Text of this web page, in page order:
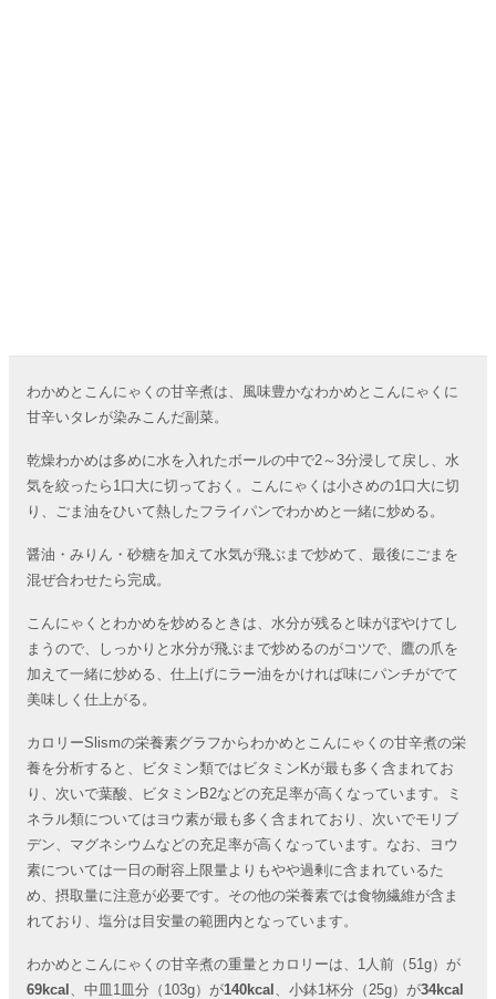
わかめとこんにゃくの甘辛煮は、風味豊かなわかめとこんにゃくに
甘辛いタレが染みこんだ副菜。
乾燥わかめは多めに水を入れたボールの中で2～3分浸して戻し、水
気を絞ったら1口大に切っておく。こんにゃくは小さめの1口大に切
り、ごま油をひいて熱したフライパンでわかめと一緒に炒める。
醤油・みりん・砂糖を加えて水気が飛ぶまで炒めて、最後にごまを
混ぜ合わせたら完成。
こんにゃくとわかめを炒めるときは、水分が残ると味がぼやけてし
まうので、しっかりと水分が飛ぶまで炒めるのがコツで、鷹の爪を
加えて一緒に炒める、仕上げにラー油をかければ味にパンチがでて
美味しく仕上がる。
カロリーSlismの栄養素グラフからわかめとこんにゃくの甘辛煮の栄
養を分析すると、ビタミン類ではビタミンKが最も多く含まれてお
り、次いで葉酸、ビタミンB2などの充足率が高くなっています。ミ
ネラル類についてはヨウ素が最も多く含まれており、次いでモリブ
デン、マグネシウムなどの充足率が高くなっています。なお、ヨウ
素については一日の耐容上限量よりもやや過剰に含まれているた
め、摂取量に注意が必要です。その他の栄養素では食物繊維が含ま
れており、塩分は目安量の範囲内となっています。
わかめとこんにゃくの甘辛煮の重量とカロリーは、1人前（51g）が
69kcal 、中皿1皿分（103g）が140kcal 、小鉢1杯分（25g）が34kcal